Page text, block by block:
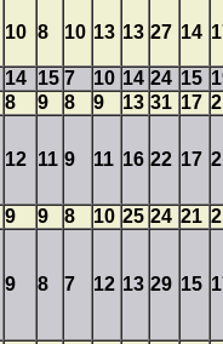
10 8 10 13 13 27 14
14 15 7 10 14 24 15
8 9 8 9 13 31 17
12 11 9 11 16 22 17
9 9 8 10 25 24 21
9 8 7 12 13 29 15